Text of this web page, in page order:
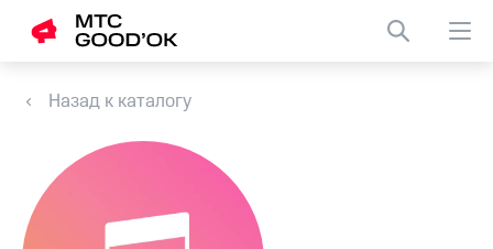
Назад к каталогу